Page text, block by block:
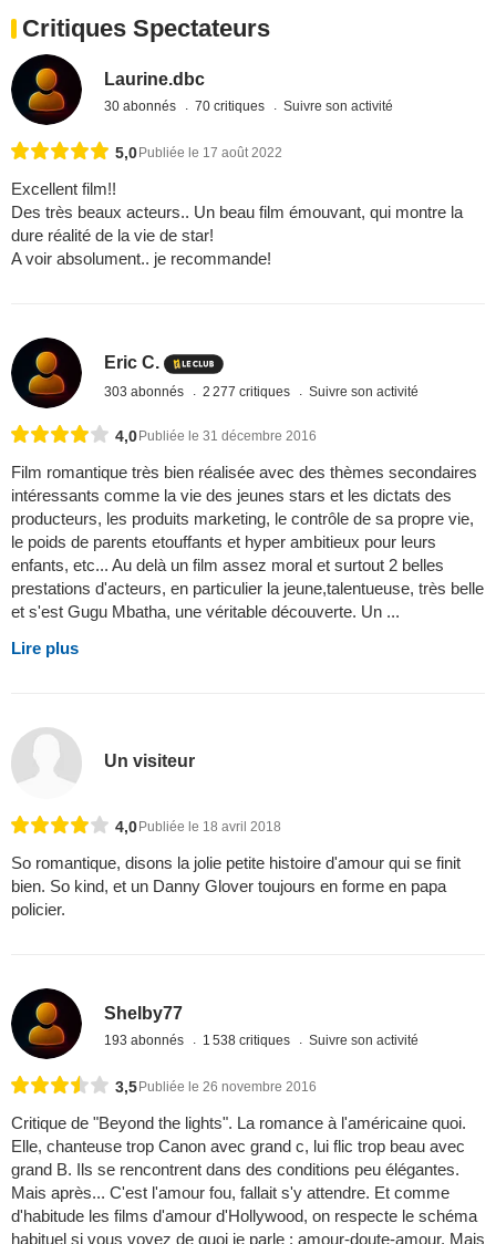
Critiques Spectateurs
Laurine.dbc
30 abonnés 70 critiques Suivre son activité
5,0 Publiée le 17 août 2022
Excellent film!!
Des très beaux acteurs.. Un beau film émouvant, qui montre la
dure réalité de la vie de star!
A voir absolument.. je recommande!
Eric C.
303 abonnés 2 277 critiques Suivre son activité
4,0 Publiée le 31 décembre 2016
Film romantique très bien réalisée avec des thèmes secondaires
intéressants comme la vie des jeunes stars et les dictats des
producteurs, les produits marketing, le contrôle de sa propre vie,
le poids de parents etouffants et hyper ambitieux pour leurs
enfants, etc... Au delà un film assez moral et surtout 2 belles
prestations d'acteurs, en particulier la jeune,talentueuse, très belle
et s'est Gugu Mbatha, une véritable découverte. Un ...
Lire plus
Un visiteur
4,0Publiée le 18 avril 2018
So romantique, disons la jolie petite histoire d'amour qui se finit
bien. So kind, et un Danny Glover toujours en forme en papa
policier.
Shelby77
193 abonnés 1 538 critiques Suivre son activité
3,5Publiée le 26 novembre 2016
Critique de "Beyond the lights". La romance à l'américaine quoi.
Elle, chanteuse trop Canon avec grand c, lui flic trop beau avec
grand B. Ils se rencontrent dans des conditions peu élégantes.
Mais après... C'est l'amour fou, fallait s'y attendre. Et comme
d'habitude les films d'amour d'Hollywood, on respecte le schéma
habituel si vous voyez de quoi je parle : amour-doute-amour. Mais